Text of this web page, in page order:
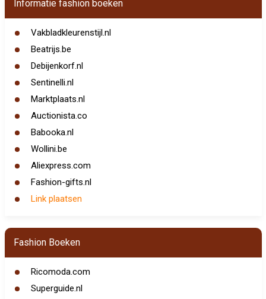
Informatie fashion boeken
Vakbladkleurenstijl.nl
Beatrijs.be
Debijenkorf.nl
Sentinelli.nl
Marktplaats.nl
Auctionista.co
Babooka.nl
Wollini.be
Aliexpress.com
Fashion-gifts.nl
Link plaatsen
Fashion Boeken
Ricomoda.com
Superguide.nl